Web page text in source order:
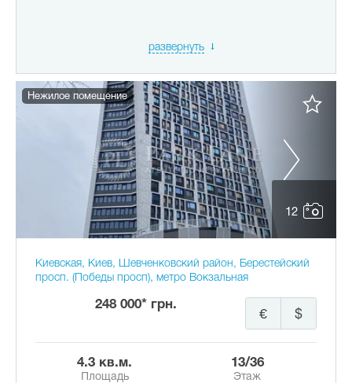
развернуть
12
Нежилое помещение
Киевская, Киев, Шевченковский район, Берестейский
просп. (Победы просп), метро Вокзальная
248 000* грн.
$
€
4.3 кв.м.
Площадь
13/36
Этаж